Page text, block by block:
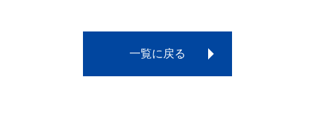
一覧に戻る